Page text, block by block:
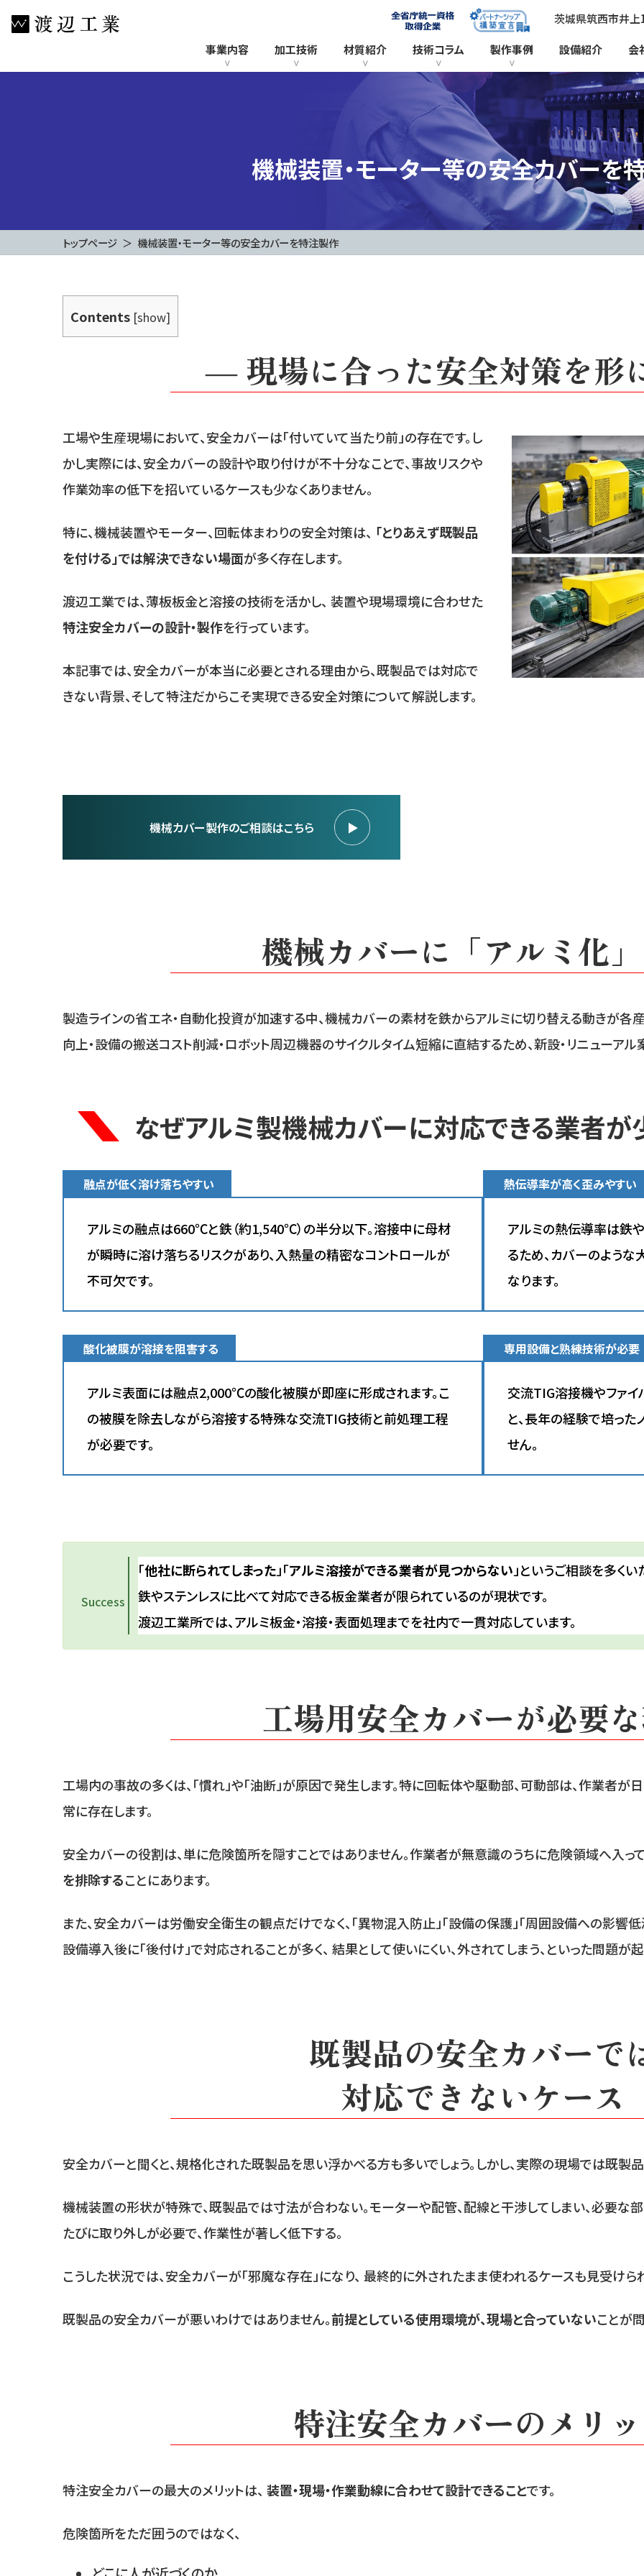
ツ
シ
茨城県筑西市井
事業内容 加工技術 材質紹介 技術コラム 製作事例 設備紹介 会
機械装置・モーター等の安全カバーを
トップページ 機械装置・モーター等の安全カバーを特注製作
Contents [show]
― 現場に合った安全対策を
工場や生産現場において、安全カバーは「付いていて当たり前」の存在です。し
かし実際には、安全カバーの設計や取り付けが不十分なことで、事故リスクや
作業効率の低下を招いているケースも少なくありません。
特に、機械装置やモーター、回転体まわりの安全対策は、 「とりあえず既製品
を付ける」では解決できない場面が多く存在します。
渡辺工業では、薄板板金と溶接の技術を活かし、 装置や現場環境に合わせた
特注安全カバーの設計・製作を行っています。
本記事では、安全カバーが本当に必要とされる理由から、既製品では対応で
きない背景、そして特注だからこそ実現できる安全対策について解説します。
機械カバー製作のご相談はこちら
機械カバーに「アルミ化
製造ラインの省エネ・自動化投資が加速する中、機械カバーの素材を鉄からアルミに切り替える動きが
向上・設備の搬送コスト削減・ロボット周辺機器のサイクルタイム短縮に直結するため、新設・リニューア
なぜアルミ製機械カバーに対応できる業者
融点が低く溶け落ちやすい
アルミの融点は660℃と鉄（約1,540℃）の半分以下。溶接中に母材
が瞬時に溶け落ちるリスクがあり、入熱量の精密なコントロールが
不可欠です。
酸化被膜が溶接を阻害する
アルミ表面には融点2,000℃の酸化被膜が即座に形成されます。こ
の被膜を除去しながら溶接する特殊な交流TIG技術と前処理工程
が必要です。
熱伝導率が高く歪みやすい
アルミの熱伝導率は鉄
るため、カバーのよう
なります。
専用設備と熟練技術が必要
交流TIG溶接機やファ
と、長年の経験で培っ
せん。
Success
「他社に断られてしまった」「アルミ溶接ができる業者が見つからない 」というご相談を多くい
鉄やステンレスに比べて対応できる板金業者が限られているのが現状です。
渡辺工業所では、アルミ板金・溶接・表面処理までを社内で一貫対応しています。
工場用安全カバーが必要
工場内の事故の多くは、「慣れ」や「油断」が原因で発生します。特に回転体や駆動部、可動部は、作業者
常に存在します。
安全カバーの役割は、単に危険箇所を隠すことではありません。作業者が無意識のうちに危険領域へ入っ
を排除することにあります。
また、安全カバーは労働安全衛生の観点だけでなく、「異物混入防止」「設備の保護」「周囲設備への影響低
設備導入後に「後付け」で対応されることが多く、 結果として使いにくい、外されてしまう、といった問題が起
既製品の安全カバーで
対応できないケース
安全カバーと聞くと、規格化された既製品を思い浮かべる方も多いでしょう。しかし、実際の現場では既製
機械装置の形状が特殊で、既製品では寸法が合わない。モーターや配管、配線と干渉してしまい、必要な
たびに取り外しが必要で、作業性が著しく低下する。
こうした状況では、安全カバーが「邪魔な存在」になり、 最終的に外されたまま使われるケースも見受けら
既製品の安全カバーが悪いわけではありません。前提としている使用環境が、現場と合っていないことが
特注安全カバーのメリ
特注安全カバーの最大のメリットは、 装置・現場・作業動線に合わせて設計できることです。
危険箇所をただ囲うのではなく、